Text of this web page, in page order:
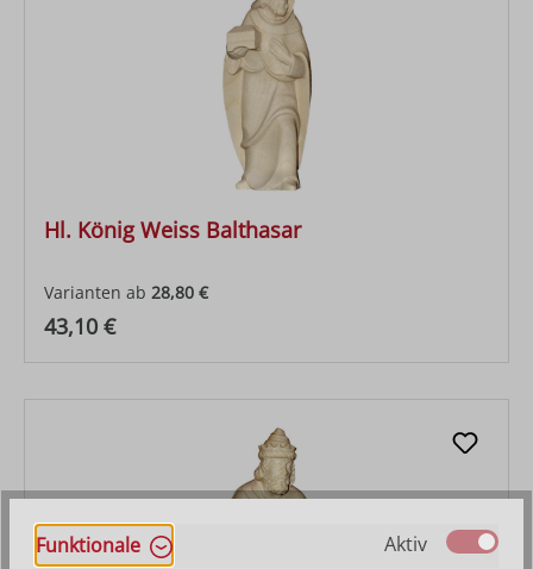
Hl. König Weiss Balthasar
Varianten ab 28,80 €
Regulärer Preis:
43,10 €
Funktionale Aktiv